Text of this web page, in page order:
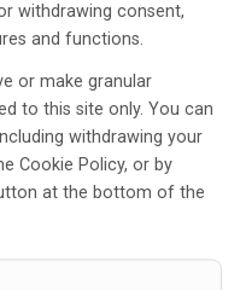
withdrawing consent,
and functions.
or make granular
to this site only. You can
withdrawing your
Cookie Policy, or by
at the bottom of the
Norrlands